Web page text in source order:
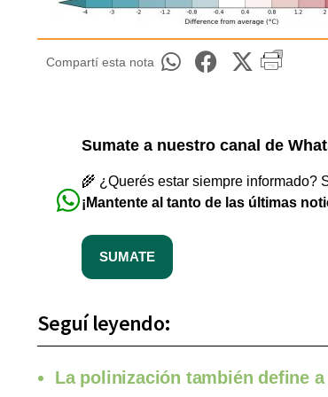
Compartí esta nota
Sumate a nuestro canal de
🌾 ¿Querés estar siempre informado?
¡Mantente al tanto de las últimas
SUMATE
Seguí leyendo:
La polinización también define